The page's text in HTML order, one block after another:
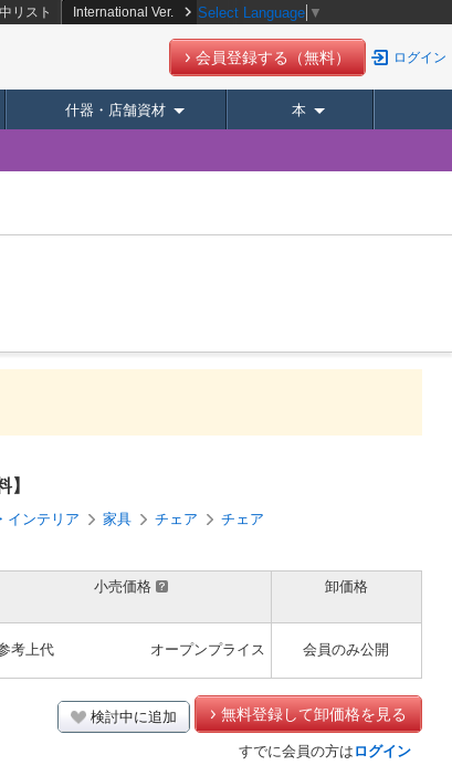
リスト International Ver. Select Language ▼
会員登録する（無料） ログイン
什器・店舗資材 本
インテリア 家具 チェア チェア
小売価格 卸価格
考上代 オープンプライス 会員のみ公開
検討中に追加 無料登録して卸価格を見る
すでに会員の方は ログイン